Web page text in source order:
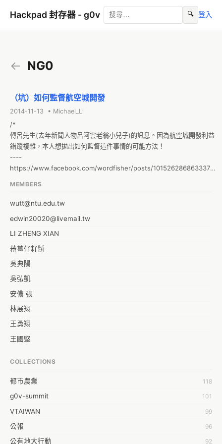
Hackpad 封存器 - g0v 🔍 登入
← NG0
（坑）如何監督航空城開發
2014-11-13 • Michael_Li
/*
轉呂先生(去年新聞人物呂阿雲老翁小兒子)的訊息。因為航空城開發利益
錯蹤複雜，本人想拋出如何監督這件事情的可能方法！
----
https://www.facebook.com/wordfisher/posts/10152628686333738
MEMBERS
wutt@ntu.edu.tw
edwin20020@livemail.tw
LI ZHENG XIAN
蕃薑仔籽㍿
吳典陽
吳弘凱
安儂 張
林展翔
王勇翔
王國堅
蒼時弦也
袁乾鑫
陳泰澄
&#35377;&#24646;&#33287;
COLLECTIONS
都市農業 118
g0v-summit 101
VTAIWAN 99
公報 96
公有地大行動 92